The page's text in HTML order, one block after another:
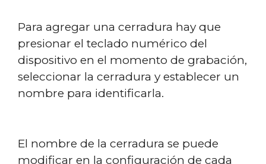
Para agregar una cerradura hay que
presionar el teclado numérico del
dispositivo en el momento de grabación,
seleccionar la cerradura y establecer un
nombre para identificarla.
El nombre de la cerradura se puede
modificar en la configuración de cada